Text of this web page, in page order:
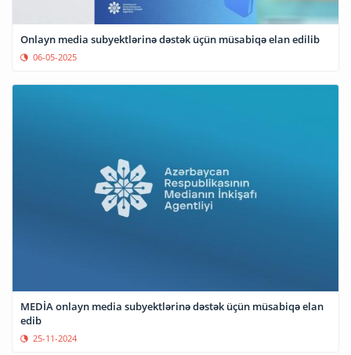
Onlayn media subyektlərinə dəstək üçün müsabiqə elan edilib
06-05-2025
MEDİA onlayn media subyektlərinə dəstək üçün müsabiqə elan
edib
25-11-2024